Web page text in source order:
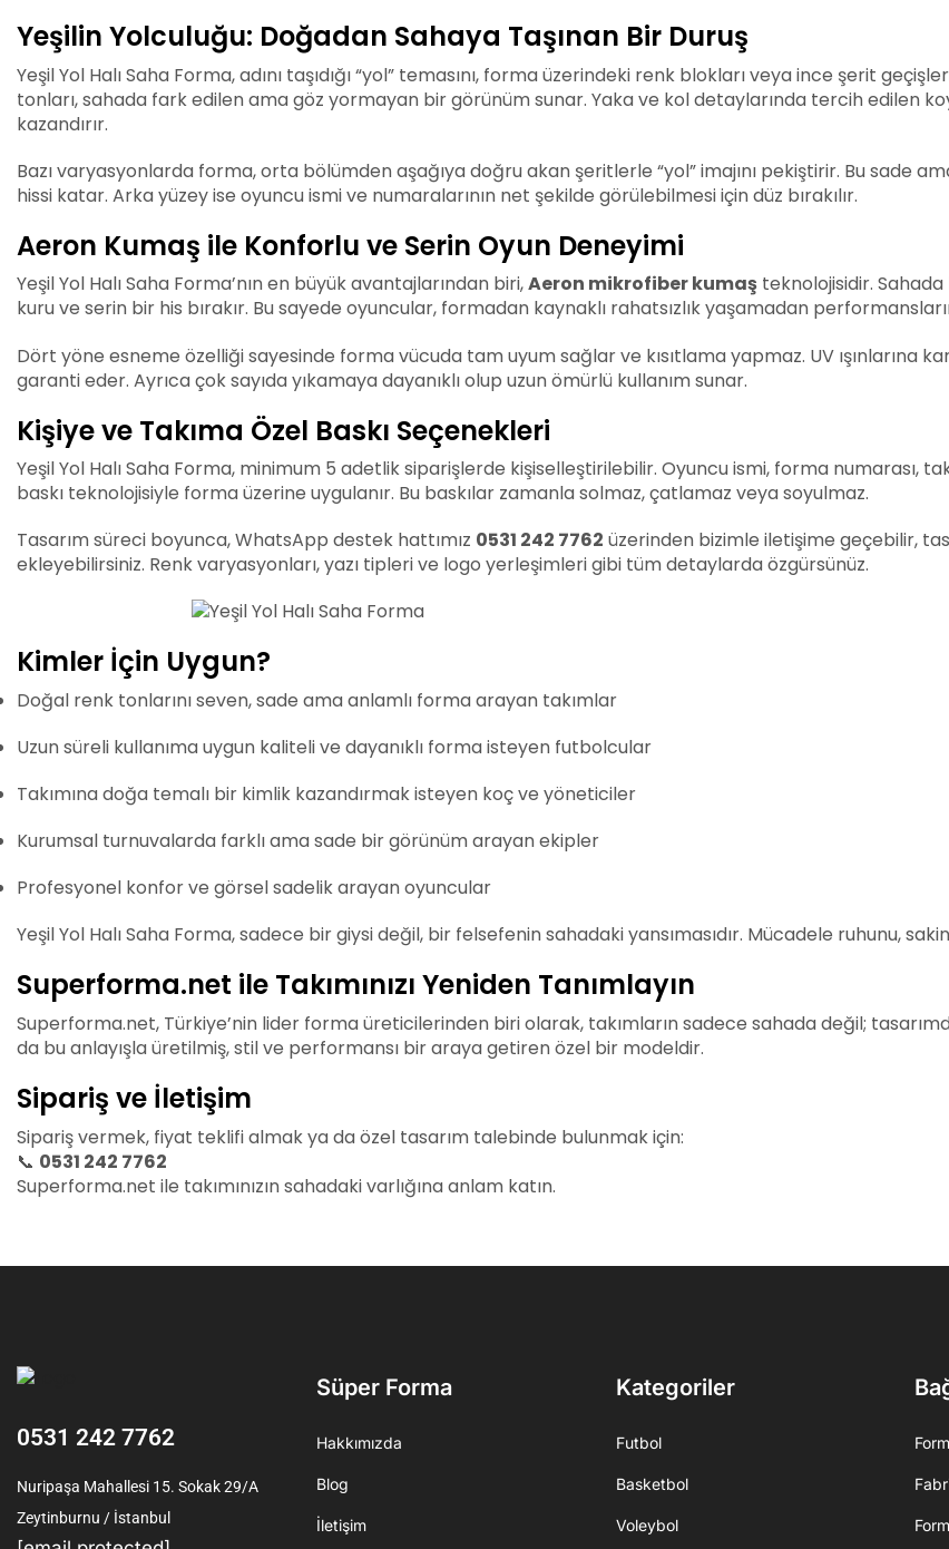
Yeşilin Yolculuğu: Doğadan Sahaya Taşınan Bir Duruş
Yeşil Yol Halı Saha Forma, adını taşıdığı “yol” temasını, forma üzerindeki renk blokları veya ince şerit
tonları, sahada fark edilen ama göz yormayan bir görünüm sunar. Yaka ve kol detaylarında tercih edilen
kazandırır.
Bazı varyasyonlarda forma, orta bölümden aşağıya doğru akan şeritlerle “yol” imajını pekiştirir. Bu sade
hissi katar. Arka yüzey ise oyuncu ismi ve numaralarının net şekilde görülebilmesi için düz bırakılır.
Aeron Kumaş ile Konforlu ve Serin Oyun Deneyimi
Yeşil Yol Halı Saha Forma’nın en büyük avantajlarından biri,Aeron mikrofiber kumaş teknolojisidir.
kuru ve serin bir his bırakır. Bu sayede oyuncular, formadan kaynaklı rahatsızlık yaşamadan
Dört yöne esneme özelliği sayesinde forma vücuda tam uyum sağlar ve kısıtlama yapmaz. UV ışınlarına
garanti eder. Ayrıca çok sayıda yıkamaya dayanıklı olup uzun ömürlü kullanım sunar.
Kişiye ve Takıma Özel Baskı Seçenekleri
Yeşil Yol Halı Saha Forma, minimum 5 adetlik siparişlerde kişiselleştirilebilir. Oyuncu ismi, forma numarası,
baskı teknolojisiyle forma üzerine uygulanır. Bu baskılar zamanla solmaz, çatlamaz veya soyulmaz.
Tasarım süreci boyunca, WhatsApp destek hattımız 0531 242 7762 üzerinden bizimle iletişime geçebilir,
ekleyebilirsiniz. Renk varyasyonları, yazı tipleri ve logo yerleşimleri gibi tüm detaylarda özgürsünüz.
Kimler İçin Uygun?
Doğal renk tonlarını seven, sade ama anlamlı forma arayan takımlar
Uzun süreli kullanıma uygun kaliteli ve dayanıklı forma isteyen futbolcular
Takımına doğa temalı bir kimlik kazandırmak isteyen koç ve yöneticiler
Kurumsal turnuvalarda farklı ama sade bir görünüm arayan ekipler
Profesyonel konfor ve görsel sadelik arayan oyuncular
Yeşil Yol Halı Saha Forma, sadece bir giysi değil, bir felsefenin sahadaki yansımasıdır. Mücadele ruhunu,
Superforma.net ile Takımınızı Yeniden Tanımlayın
Superforma.net, Türkiye’nin lider forma üreticilerinden biri olarak, takımların sadece sahada değil;
da bu anlayışla üretilmiş, stil ve performansı bir araya getiren özel bir modeldir.
Sipariş ve İletişim
Sipariş vermek, fiyat teklifi almak ya da özel tasarım talebinde bulunmak için:
📞 0531 242 7762
Superforma.net ile takımınızın sahadaki varlığına anlam katın.
0531 242 7762
Nuripaşa Mahallesi 15. Sokak 29/A
Zeytinburnu / İstanbul
Süper Forma
Hakkımızda
Blog
İletişim
Kategoriler
Futbol
Basketbol
Voleybol